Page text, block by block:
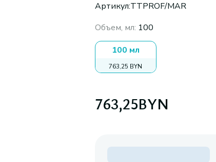
Артикул:TTPROF/MAR
Объем, мл: 100
100 мл
763,25 BYN
763,25BYN